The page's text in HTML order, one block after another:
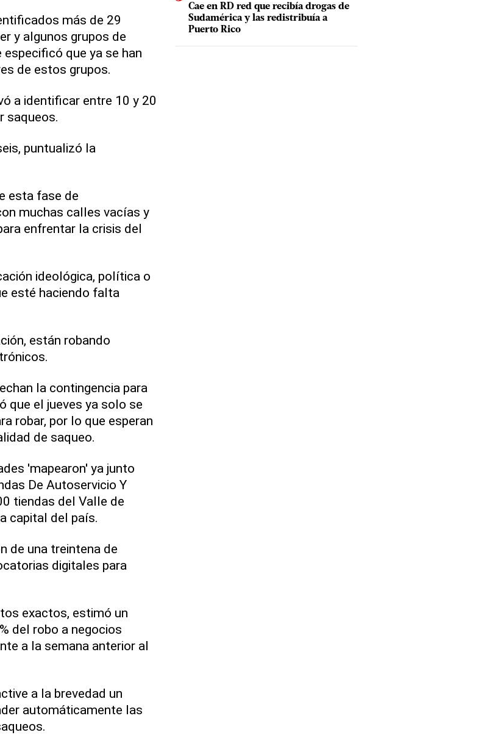
más de 29
y algunos grupos de
que ya se han
de estos grupos.
a identificar entre 10 y 20
saqueos.
puntualizó la
esta fase de
muchas calles vacías y
enfrentar la crisis del
ideológica, política o
esté haciendo falta
están robando
la contingencia para
que el jueves ya solo se
robar, por lo que esperan
de saqueo.
'mapearon' ya junto
De Autoservicio Y
tiendas del Valle de
capital del país.
de una treintena de
digitales para
exactos, estimó un
del robo a negocios
a la semana anterior al
a la brevedad un
automáticamente las
Cae en RD red que recibía drogas de
Sudamérica y las redistribuía a
Puerto Rico